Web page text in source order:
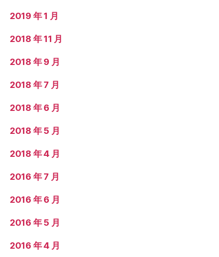
2019 年 1 月
2018 年 11 月
2018 年 9 月
2018 年 7 月
2018 年 6 月
2018 年 5 月
2018 年 4 月
2016 年 7 月
2016 年 6 月
2016 年 5 月
2016 年 4 月